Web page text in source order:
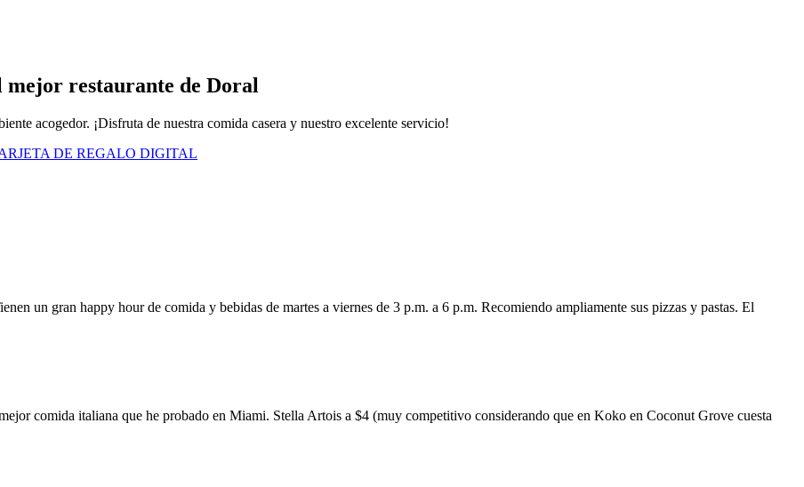
restaurante de Doral
acogedor. ¡Disfruta de nuestra comida casera y nuestro excelente servicio!
DE REGALO DIGITAL
un gran happy hour de comida y bebidas de martes a viernes de 3 p.m. a 6 p.m. Recomiendo ampliamente sus pizzas y pastas. El
comida italiana que he probado en Miami. Stella Artois a $4 (muy competitivo considerando que en Koko en Coconut Grove cuesta